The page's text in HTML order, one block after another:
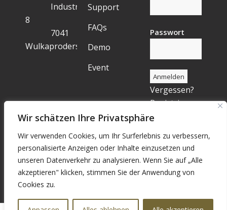
Wir schätzen Ihre Privatsphäre
Wir verwenden Cookies, um Ihr Surferlebnis zu verbessern,
personalisierte Anzeigen oder Inhalte einzusetzen und
unseren Datenverkehr zu analysieren. Wenn Sie auf „Alle
akzeptieren" klicken, stimmen Sie der Anwendung von
Cookies zu.
Industriegelände
8
7041
Wulkaprodersdorf
Support
FAQs
Demo
Event
Passwort
Vergessen?
Registrieren